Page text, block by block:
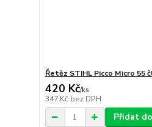
Řetěz STIHL Picco Micro 55
420 Kč/ks
347 Kč bez DPH
Přidat